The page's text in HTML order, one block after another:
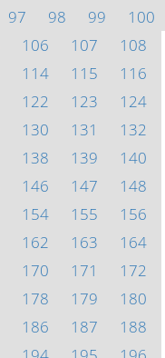
97 98 99
100
106 107
108
114 115
116
122 123
124
130 131
132
138 139
140
146 147
148
154 155
156
162 163
164
170 171
172
178 179
180
186 187
188